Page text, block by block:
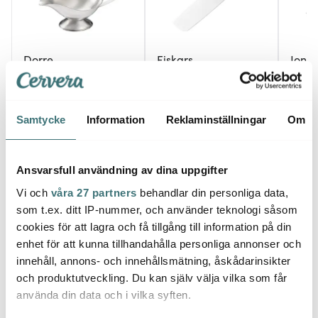
Samtycke Information Reklaminställningar Om
Ansvarsfull användning av dina uppgifter
Vi och våra 27 partners behandlar din personliga data,
som t.ex. ditt IP-nummer, och använder teknologi såsom
cookies för att lagra och få tillgång till information på din
enhet för att kunna tillhandahålla personliga annonser och
innehåll, annons- och innehållsmätning, åskådarinsikter
och produktutveckling. Du kan själv välja vilka som får
använda din data och i vilka syften.
Dorre
Saumi såssnipa 25 cl
stål
97 kr 149 kr
Fiskars
269 kr
Jonas
129
Låt dig inspireras av våra kunder